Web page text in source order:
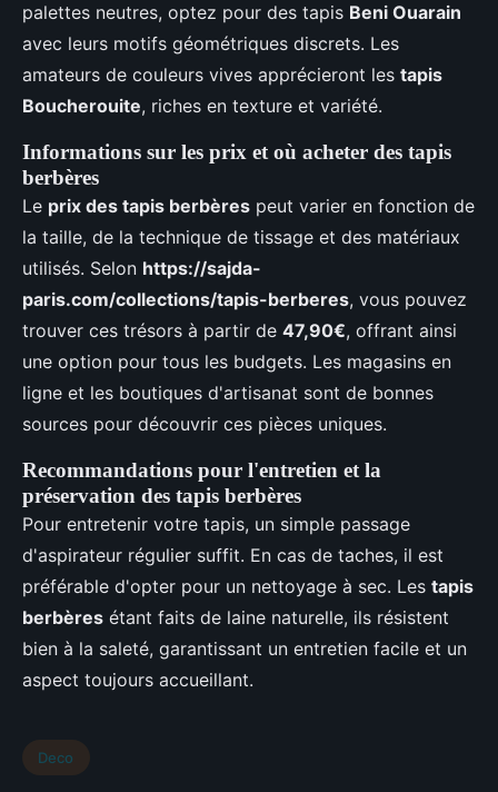
palettes neutres, optez pour des tapis Beni Ouarain
avec leurs motifs géométriques discrets. Les
amateurs de couleurs vives apprécieront les tapis
Boucherouite, riches en texture et variété.
Informations sur les prix et où acheter des tapis
berbères
Le prix des tapis berbères peut varier en fonction de
la taille, de la technique de tissage et des matériaux
utilisés. Selon https://sajda-
paris.com/collections/tapis-berberes, vous pouvez
trouver ces trésors à partir de 47,90€, offrant ainsi
une option pour tous les budgets. Les magasins en
ligne et les boutiques d'artisanat sont de bonnes
sources pour découvrir ces pièces uniques.
Recommandations pour l'entretien et la
préservation des tapis berbères
Pour entretenir votre tapis, un simple passage
d'aspirateur régulier suffit. En cas de taches, il est
préférable d'opter pour un nettoyage à sec. Les tapis
berbères étant faits de laine naturelle, ils résistent
bien à la saleté, garantissant un entretien facile et un
aspect toujours accueillant.
Deco